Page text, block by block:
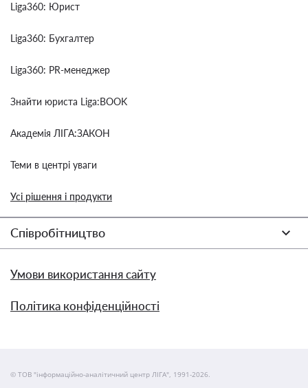
Liga360: Юрист
Liga360: Бухгалтер
Liga360: PR-менеджер
Знайти юриста Liga:BOOK
Академія ЛІГА:ЗАКОН
Теми в центрі уваги
Усі рішення і продукти
Співробітництво
Умови використання сайту
Політика конфіденційності
© ТОВ "інформаційно-аналітичний центр ЛІГА", 1991-2026.